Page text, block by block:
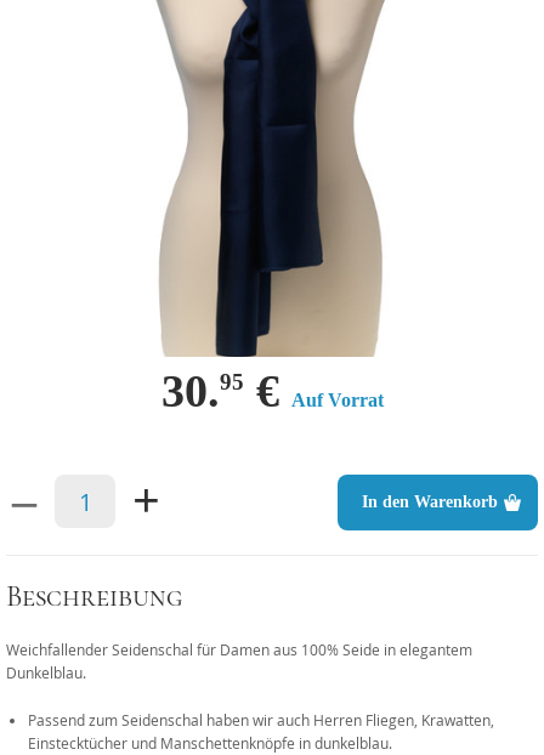
30.95 € Auf Vorrat
– + In den Warenkorb
Beschreibung
Weichfallender Seidenschal für Damen aus 100% Seide in elegantem
Dunkelblau.
Passend zum Seidenschal haben wir auch Herren Fliegen, Krawatten,
Einstecktücher und Manschettenknöpfe in dunkelblau.